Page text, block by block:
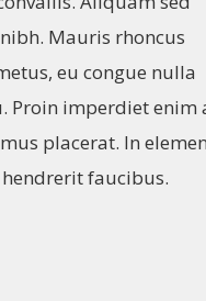
Mauris rhoncus
eu congue nulla
Proin imperdiet enim
placerat. In
faucibus.